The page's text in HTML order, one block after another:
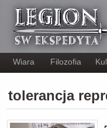
Wiara Filozofia
tolerancja